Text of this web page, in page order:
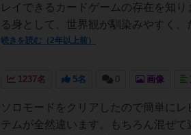
レイできるカードゲームの存在を知
る身として、世界観が馴染みやすく
続きを読む（2年以上前）
1237名 5名 0 画像
ソロモードをクリアしたので簡単に
テムが全然違います。もちろん混ぜ